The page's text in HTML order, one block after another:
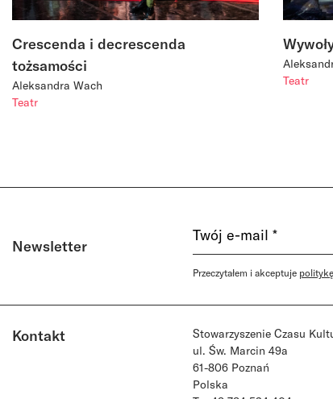
Crescenda i decrescenda
tożsamości
Aleksandra Wach
Teatr
Teatr
Newsletter
Przeczytałem i akceptuje
Kontakt
Stowarzyszenie Czasu
ul. Św. Marcin 49a
61-806 Poznań
Polska